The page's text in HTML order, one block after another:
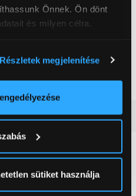
Önnek. Ön dönt
és milyen célra.
pontossággal
annak konkrét
aRészletek
vagy visszavonhatja a
Részletek megjelenítése
sütiket használja
Gorenje N619EAXL4
179 999 Ft